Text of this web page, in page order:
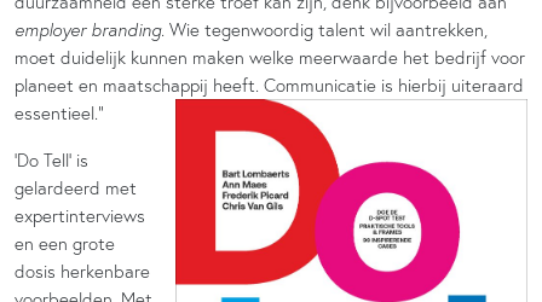
employer branding. Wie tegenwoordig talent wil aantrekken,
moet duidelijk kunnen maken welke meerwaarde het bedrijf voor
planeet en maatschappij heeft. Communicatie is hierbij uiteraard
essentieel.”
‘Do Tell’ is
gelardeerd met
expertinterviews
en een grote
dosis herkenbare